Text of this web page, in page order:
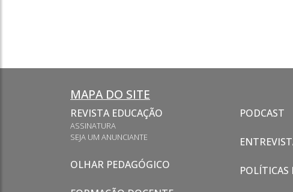
MAPA DO SITE
REVISTA EDUCAÇÃO
ASSINATURA
SEJA UM ANUNCIANTE
OLHAR PEDAGÓGICO
PODCAST
POLÍTICAS